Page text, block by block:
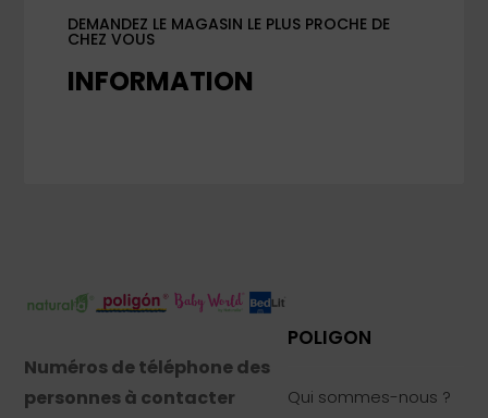
DEMANDEZ LE MAGASIN LE PLUS PROCHE DE
CHEZ VOUS
INFORMATION
Numéros de téléphone des
personnes à contacter
POLIGON
Qui sommes-nous ?